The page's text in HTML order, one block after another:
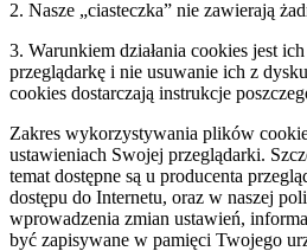
2. Nasze „ciasteczka” nie zawierają
3. Warunkiem działania cookies jest
przeglądarkę i nie usuwanie ich z
cookies dostarczają instrukcje
Zakres wykorzystywania plików
ustawieniach Swojej przeglądarki.
temat dostępne są u producenta
dostępu do Internetu, oraz w naszej
wprowadzenia zmian ustawień,
być zapisywane w pamięci Twojego